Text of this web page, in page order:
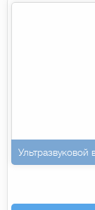
Ультразвуковой